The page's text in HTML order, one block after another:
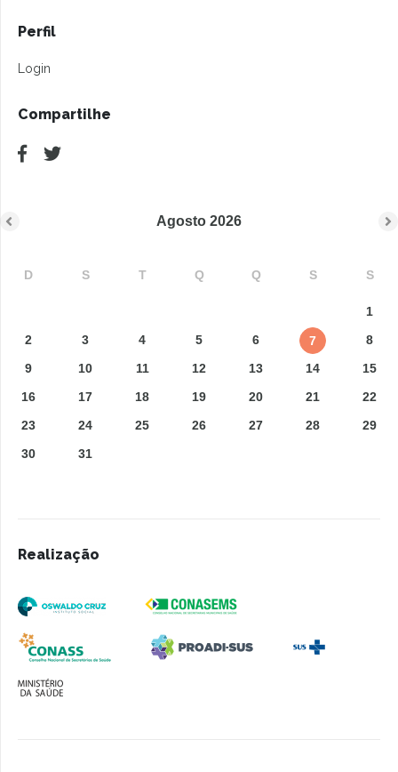
Perfil
Login
Compartilhe
Agosto 2026
D S T Q Q S S
1
2
3 4 5 6 7
8
9
10 11 12 13 14
15
16
17 18 19 20 21
22
23
24 25 26 27 28
29
30
31
Realização